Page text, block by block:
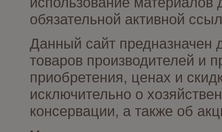
обязательной активной
Данный сайт предназначен
товаров производителей и
приобретения, ценах и
исключительно о
консервации, а также об